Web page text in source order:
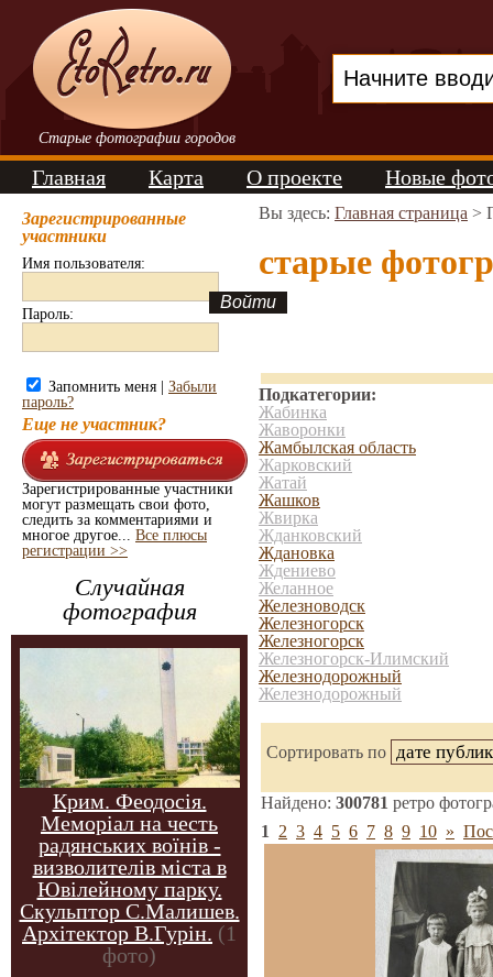
Старые фотографии городов
Главная Карта О проекте Новые
Зарегистрированные
участники
Имя пользователя:
Пароль:
Запомнить меня | Забыли
пароль?
Еще не участник?
Зарегистрированные участники
могут размещать свои фото,
следить за комментариями и
многое другое... Все плюсы
регистрации >>
Случайная
фотография
Крим. Феодосія.
Меморіал на честь
радянських воїнів -
визволителів міста в
Ювілейному парку.
Скульптор С.Малишев.
Архітектор В.Гурін. (1
фото)
Вы здесь: Главная страница >
старые
Подкатегории:
Жабинка
Жаворонки
Жамбылская область
Жарковский
Жатай
Жашков
Жвирка
Жданковский
Ждановка
Ждениево
Желанное
Железноводск
Железногорск
Железногорск
Железногорск-Илимский
Железнодорожный
Железнодорожный
Сортировать по
Найдено: 300781 ретро
1
2 3 4 5 6 7 8 9 10 »